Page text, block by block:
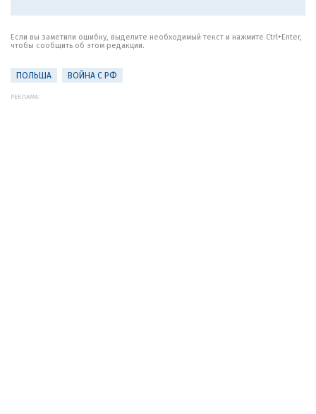
Если вы заметили ошибку, выделите необходимый текст и нажмите Ctrl+Enter,
чтобы сообщить об этом редакции.
ПОЛЬША ВОЙНА С РФ
РЕКЛАМА: